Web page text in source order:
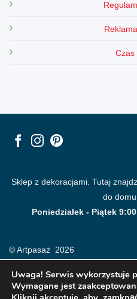
Czas
Sklep z dekoracjami. Tutaj
do
Poniedziałek - Piątek
© Artpasaż 2026
Uwaga! Serwis wykorzystuje
Wymagane jest